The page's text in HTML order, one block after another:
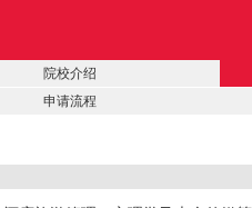
院校介绍
申请流程